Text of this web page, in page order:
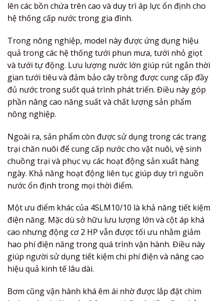
lên các bồn chứa trên cao và duy trì áp lực ổn định cho
hệ thống cấp nước trong gia đình.
Trong nông nghiệp, model này được ứng dụng hiệu
quả trong các hệ thống tưới phun mưa, tưới nhỏ giọt
và tưới tự động. Lưu lượng nước lớn giúp rút ngắn thời
gian tưới tiêu và đảm bảo cây trồng được cung cấp đầy
đủ nước trong suốt quá trình phát triển. Điều này góp
phần nâng cao năng suất và chất lượng sản phẩm
nông nghiệp.
Ngoài ra, sản phẩm còn được sử dụng trong các trang
trại chăn nuôi để cung cấp nước cho vật nuôi, vệ sinh
chuồng trại và phục vụ các hoạt động sản xuất hàng
ngày. Khả năng hoạt động liên tục giúp duy trì nguồn
nước ổn định trong mọi thời điểm.
Một ưu điểm khác của 4SLM10/10 là khả năng tiết kiệm
điện năng. Mặc dù sở hữu lưu lượng lớn và cột áp khá
cao nhưng động cơ 2 HP vẫn được tối ưu nhằm giảm
hao phí điện năng trong quá trình vận hành. Điều này
giúp người sử dụng tiết kiệm chi phí điện và nâng cao
hiệu quả kinh tế lâu dài.
Bơm cũng vận hành khá êm ái nhờ được lắp đặt chìm